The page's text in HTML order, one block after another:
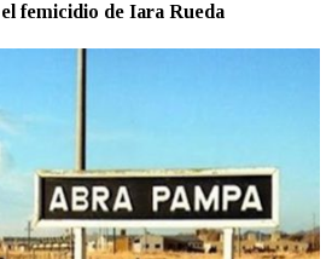
femicidio de Iara Rueda